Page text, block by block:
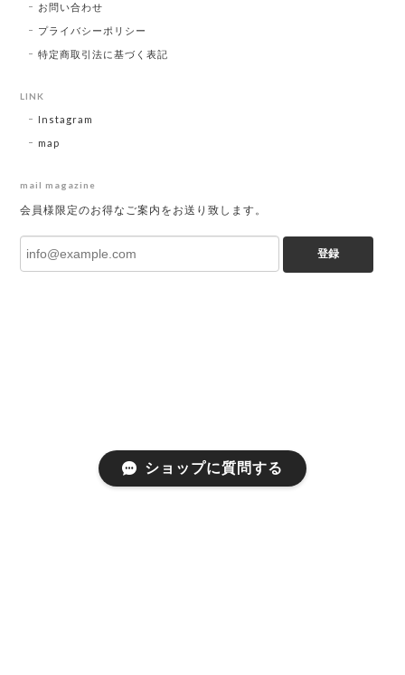
お問い合わせ
プライバシーポリシー
特定商取引法に基づく表記
LINK
Instagram
map
mail magazine
会員様限定のお得なご案内をお送り致します。
登録
ショップに質問する